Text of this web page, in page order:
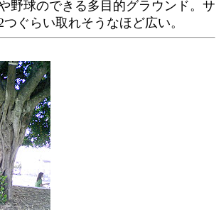
野球のできる多目的グラウンド。サ
ぐらい取れそうなほど広い。